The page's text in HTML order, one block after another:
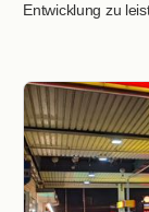
Entwicklung zu